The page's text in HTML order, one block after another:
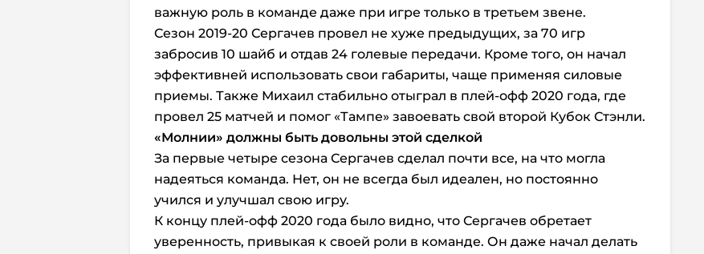
важную роль в команде даже при игре только в третьем звене.
Сезон 2019-20 Сергачев провел не хуже предыдущих, за 70 игр
забросив 10 шайб и отдав 24 голевые передачи. Кроме того, он начал
эффективней использовать свои габариты, чаще применяя силовые
приемы. Также Михаил стабильно отыграл в плей-офф 2020 года, где
провел 25 матчей и помог «Тампе» завоевать свой второй Кубок Стэнли.
«Молнии» должны быть довольны этой сделкой
За первые четыре сезона Сергачев сделал почти все, на что могла
надеяться команда. Нет, он не всегда был идеален, но постоянно
учился и улучшал свою игру.
К концу плей-офф 2020 года было видно, что Сергачев обретает
уверенность, привыкая к своей роли в команде. Он даже начал делать